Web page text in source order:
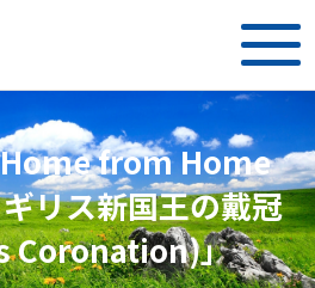
from Home
リス新国王の戴冠
Coronation)」